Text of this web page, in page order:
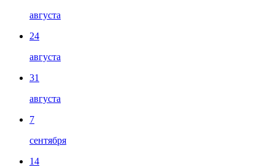
августа
24
августа
31
августа
7
сентября
14